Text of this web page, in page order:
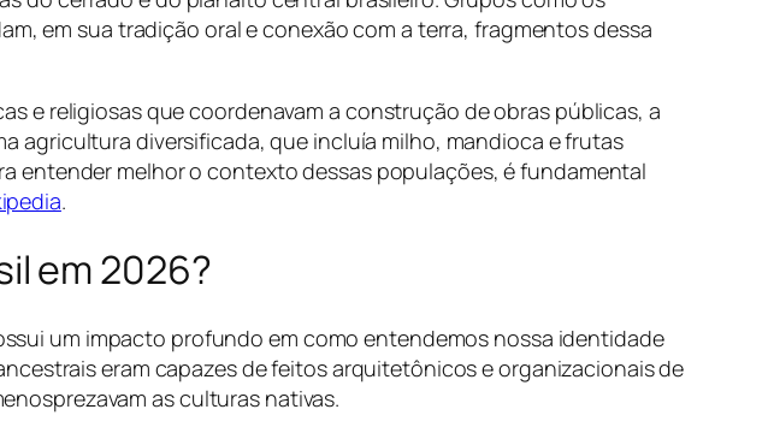
em sua tradição oral e conexão com a terra, fragmentos dessa
e religiosas que coordenavam a construção de obras públicas, a
agricultura diversificada, que incluía milho, mandioca e frutas
entender melhor o contexto dessas populações, é fundamental
.
em 2026?
um impacto profundo em como entendemos nossa identidade
eram capazes de feitos arquitetônicos e organizacionais de
as culturas nativas.